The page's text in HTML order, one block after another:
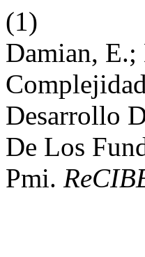
(1)
Damian,
Desarrollo
De Los
Pmi.